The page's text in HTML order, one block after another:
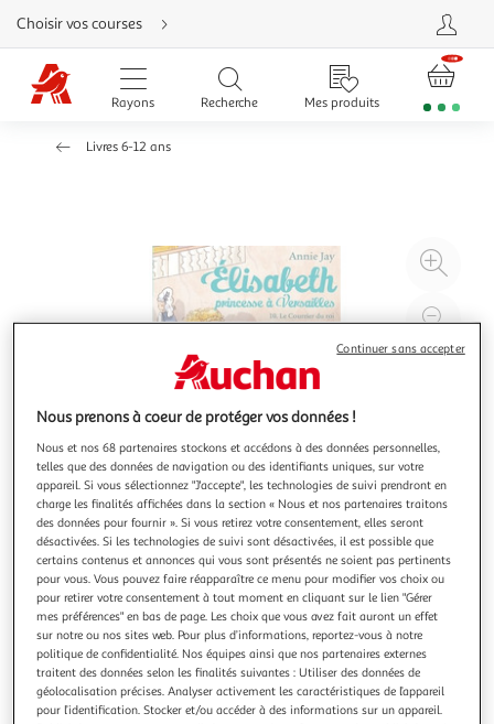
Aller
directement
au
contenu
Aller
directement
Aller
Choisir vos courses
Rayons Recherche Mes produits
Livres 6-12 ans
à
ELISABETH, PRINCESSE A VERSAILLES TOME 10 : LE
COURRIER DU ROI, Jay Annie
A Versailles, c'est l'effervescence : la belle-soeur du roi
s'apprête à accoucher ! Les couloirs sont remplis de
courtisans fébriles qui attendent avec impatience la
naissance du nouvel enfant de France. Au milieu de la
En savoir +
Nous prenons à coeur de protéger vos données !
Nous et nos 68 partenaires stockons et accédons à des données personnelles,
telles que des données de navigation ou des identifiants uniques, sur votre
appareil. Si vous sélectionnez "J'accepte", les technologies de suivi prendront en
charge les finalités affichées dans la section « Nous et nos partenaires traitons
des données pour fournir ». Si vous retirez votre consentement, elles seront
désactivées. Si les technologies de suivi sont désactivées, il est possible que
certains contenus et annonces qui vous sont présentés ne soient pas pertinents
pour vous. Vous pouvez faire réapparaître ce menu pour modifier vos choix ou
pour retirer votre consentement à tout moment en cliquant sur le lien "Gérer
mes préférences" en bas de page. Les choix que vous avez fait auront un effet
sur notre ou nos sites web. Pour plus d’informations, reportez-vous à notre
politique de confidentialité. Nos équipes ainsi que nos partenaires externes
traitent des données selon les finalités suivantes : Utiliser des données de
géolocalisation précises. Analyser activement les caractéristiques de l’appareil
pour l’identification. Stocker et/ou accéder à des informations sur un appareil.
Continuer sans accepter